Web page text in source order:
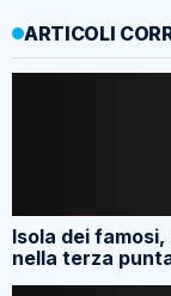
ARTICOLI
Isola dei
nella terza